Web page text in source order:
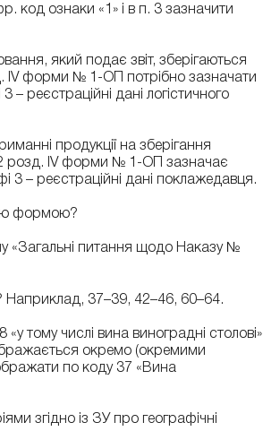
код ознаки «1» і в п. 3 зазначити
який подає звіт, зберігаються
ІV форми № 1-ОП потрібно зазначати
реєстраційні дані логістичного
продукції на зберігання
розд. ІV форми № 1-ОП зазначає
3 – реєстраційні дані поклажедавця.
формою?
«Загальні питання щодо Наказу №
Наприклад, 37–39, 42–46, 60–64.
тому числі вина виноградні столові»
окремо (окремими
по коду 37 «Вина
згідно із ЗУ про географічні